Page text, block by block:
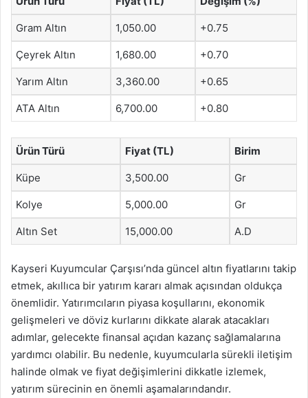
Gram Altın 1,050.00 +0.75
Çeyrek Altın 1,680.00 +0.70
Yarım Altın 3,360.00 +0.65
ATA Altın 6,700.00 +0.80
Ürün Türü Fiyat (TL) Birim
Küpe 3,500.00 Gr
Kolye 5,000.00 Gr
Altın Set 15,000.00 A.D
Kayseri Kuyumcular Çarşısı’nda güncel altın fiyatlarını takip
etmek, akıllıca bir yatırım kararı almak açısından oldukça
önemlidir. Yatırımcıların piyasa koşullarını, ekonomik
gelişmeleri ve döviz kurlarını dikkate alarak atacakları
adımlar, gelecekte finansal açıdan kazanç sağlamalarına
yardımcı olabilir. Bu nedenle, kuyumcularla sürekli iletişim
halinde olmak ve fiyat değişimlerini dikkatle izlemek,
yatırım sürecinin en önemli aşamalarındandır.